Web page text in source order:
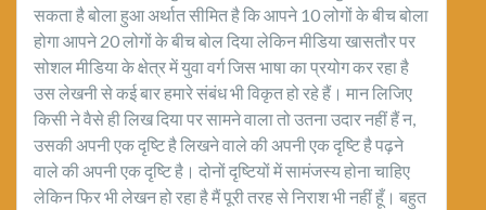
सकता है बोला हुआ अर्थात सीमित है कि आपने 10 लोगों के बीच बोला
होगा आपने 20 लोगों के बीच बोल दिया लेकिन मीडिया खासतौर पर
सोशल मीडिया के क्षेत्र में युवा वर्ग जिस भाषा का प्रयोग कर रहा है
उस लेखनी से कई बार हमारे संबंध भी विकृत हो रहे हैं। मान लिजिए
किसी ने वैसे ही लिख दिया पर सामने वाला तो उतना उदार नहीं हैं न,
उसकी अपनी एक दृष्टि है लिखने वाले की अपनी एक दृष्टि है पढ़ने
वाले की अपनी एक दृष्टि है। दोनों दृष्टियों में सामंजस्य होना चाहिए
लेकिन फिर भी लेखन हो रहा है मैं पूरी तरह से निराश भी नहीं हूँ। बहुत